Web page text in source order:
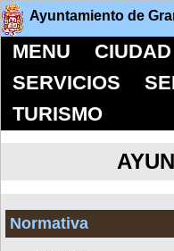
Ayuntamiento de
MENU CIUDAD
SERVICIOS
TURISMO
Normativa